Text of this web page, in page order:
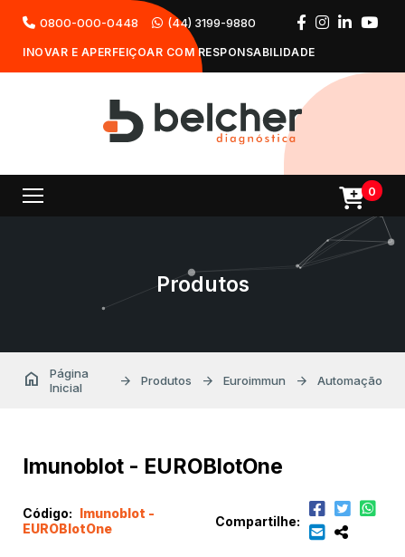
0800-000-0448 (44) 3199-9880
INOVAR E APERFEIÇOAR COM RESPONSABILIDADE
0
Produtos
home
Página
Inicial
arrow_forward Produtos arrow_forward Euroimmun arrow_forward Automação
Imunoblot - EUROBlotOne
Código: Imunoblot -
EUROBlotOne
Compartilhe: